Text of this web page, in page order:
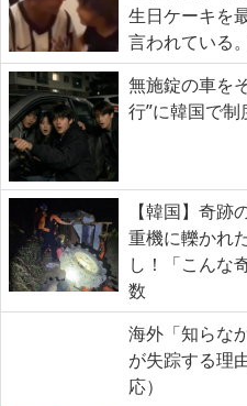
生日ケーキを
言われている
無施錠の車を
行”に韓国で
【韓国】奇
重機に轢かれ
し！「こんな
数
海外「知らな
が失踪する理
応）